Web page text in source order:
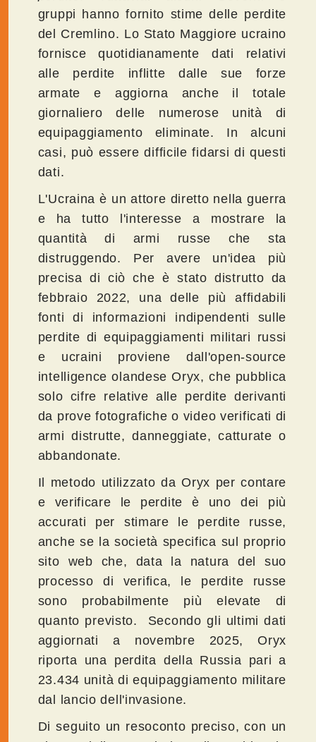
gruppi hanno fornito stime delle perdite
del Cremlino. Lo Stato Maggiore ucraino
fornisce quotidianamente dati relativi
alle perdite inflitte dalle sue forze
armate e aggiorna anche il totale
giornaliero delle numerose unità di
equipaggiamento eliminate. In alcuni
casi, può essere difficile fidarsi di questi
dati.
L'Ucraina è un attore diretto nella guerra
e ha tutto l'interesse a mostrare la
quantità di armi russe che sta
distruggendo. Per avere un'idea più
precisa di ciò che è stato distrutto da
febbraio 2022, una delle più affidabili
fonti di informazioni indipendenti sulle
perdite di equipaggiamenti militari russi
e ucraini proviene dall'open-source
intelligence olandese Oryx, che pubblica
solo cifre relative alle perdite derivanti
da prove fotografiche o video verificati di
armi distrutte, danneggiate, catturate o
abbandonate.
Il metodo utilizzato da Oryx per contare
e verificare le perdite è uno dei più
accurati per stimare le perdite russe,
anche se la società specifica sul proprio
sito web che, data la natura del suo
processo di verifica, le perdite russe
sono probabilmente più elevate di
quanto previsto. Secondo gli ultimi dati
aggiornati a novembre 2025, Oryx
riporta una perdita della Russia pari a
23.434 unità di equipaggiamento militare
dal lancio dell'invasione.
Di seguito un resoconto preciso, con un